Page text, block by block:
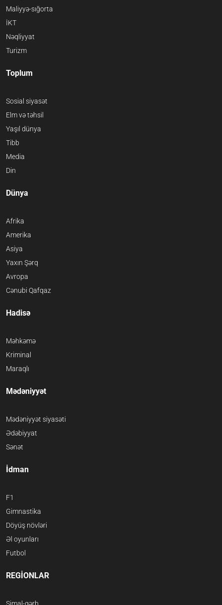
Maliyyə-sığorta
İKT
Nəqliyyat
Turizm
Toplum
Sosial siyasət
Elm və təhsil
Yaşıl dünya
Tibb
Media
Din
Dünya
Afrika
Amerika
Asiya
Yaxın Şərq
Avropa
Cənubi Qafqaz
Hadisə
Məhkəmə
Kriminal
Maraqlı
Mədəniyyət
Mədəniyyət siyasəti
Ədəbiyyat
Sənət
İdman
F1
Gimnastika
Döyüş növləri
Əl oyunları
Futbol
REGİONLAR